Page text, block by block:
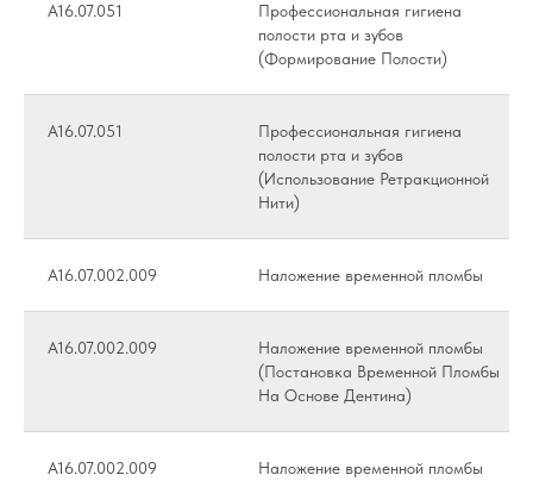
А16.07.051
Профессиональная гигиена
полости рта и зубов
(Формирование Полости)
А16.07.051
Профессиональная гигиена
полости рта и зубов
(Использование Ретракционной
Нити)
А16.07.002.009 Наложение временной пломбы
А16.07.002.009
Наложение временной пломбы
(Постановка Временной Пломбы
На Основе Дентина)
А16.07.002.009
Наложение временной пломбы